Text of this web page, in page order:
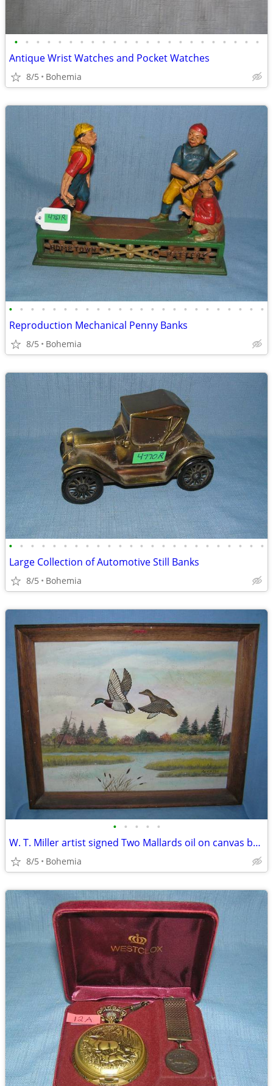
• • • • • • • • • • • • • • • • • • • • • • •
Antique Wrist Watches and Pocket Watches
8/5 Bohemia
• • • • • • • • • • • • • • • • • • • • • • • •
Reproduction Mechanical Penny Banks
8/5 Bohemia
• • • • • • • • • • • • • • • • • • • • • • • •
Large Collection of Automotive Still Banks
8/5 Bohemia
• • • • •
W. T. Miller artist signed Two Mallards oil on canvas board
8/5 Bohemia